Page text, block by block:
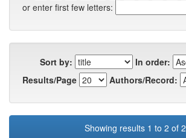
or enter first few letters:
Sort by:
In order:
Results/Page
Authors/Record:
Showing results 1 to 2 of 2